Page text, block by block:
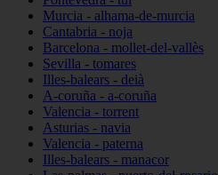
Murcia - alhama-de-murcia
Cantabria - noja
Barcelona - mollet-del-vallès
Sevilla - tomares
Illes-balears - deià
A-coruña - a-coruña
Valencia - torrent
Asturias - navia
Valencia - paterna
Illes-balears - manacor